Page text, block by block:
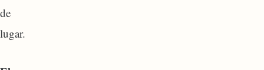
de
lugar.